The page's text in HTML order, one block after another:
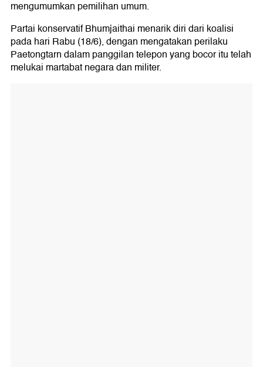
mengumumkan pemilihan umum.
Partai konservatif Bhumjaithai menarik diri dari koalisi
pada hari Rabu (18/6), dengan mengatakan perilaku
Paetongtarn dalam panggilan telepon yang bocor itu telah
melukai martabat negara dan militer.